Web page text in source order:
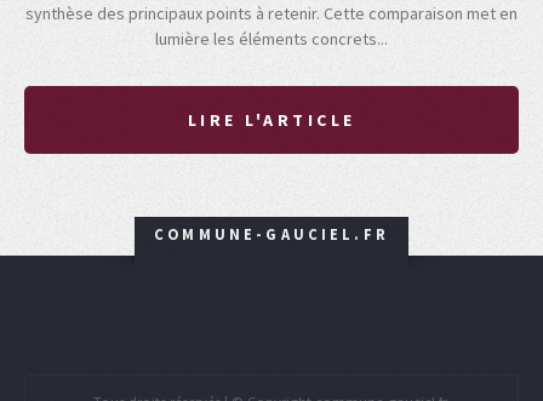
synthèse des principaux points à retenir. Cette comparaison met en
lumière les éléments concrets...
LIRE L'ARTICLE
COMMUNE-GAUCIEL.FR